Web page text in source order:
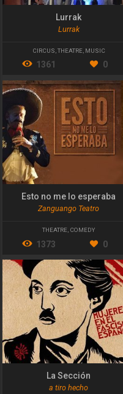
Lurrak
Lurrak
CIRCUS THEATRE, MUSIC
1361 0
Esto no me lo esperaba
Zanguango Teatro
THEATRE COMEDY
1373 0
La Sección
a tiro hecho